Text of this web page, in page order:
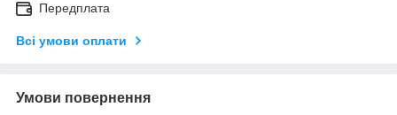
Передплата
Всі умови оплати
Умови повернення